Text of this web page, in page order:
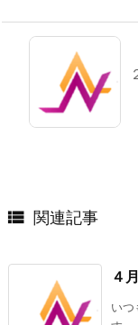
 関連記事
４
いつ